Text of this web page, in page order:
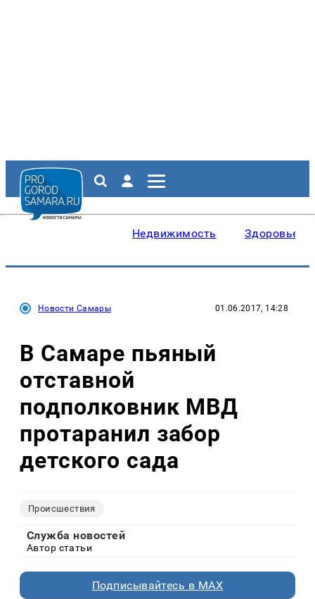
Недвижимость Здоровье
Новости Самары 01.06.2017, 14:28
В Самаре пьяный
отставной
подполковник МВД
протаранил забор
детского сада
Происшествия
Служба новостей
Автор статьи
Подписывайтесь в MAX